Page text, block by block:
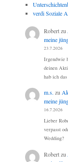
verdi Soziale
Robertzu
meine
23.7.2026
Irgendwie
deinen
hab ich
m.s. zu
meine
16.7.2026
Lieber
verpasst
Wedding?
Robertzu